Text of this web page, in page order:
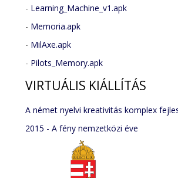
- Learning_Machine_v1.apk
- Memoria.apk
- MilAxe.apk
- Pilots_Memory.apk
VIRTUÁLIS KIÁLLÍTÁS
A német nyelvi kreativitás komplex
2015 - A fény nemzetközi éve